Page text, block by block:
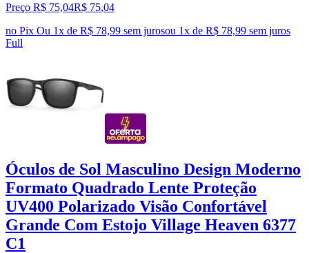
Preço R$ 75,04R$ 75,04
no Pix Ou 1x de R$ 78,99 sem jurosou 1x de R$ 78,99 sem juros
Full
Óculos de Sol Masculino Design Moderno
Formato Quadrado Lente Proteção
UV400 Polarizado Visão Confortável
Grande Com Estojo Village Heaven 6377
C1